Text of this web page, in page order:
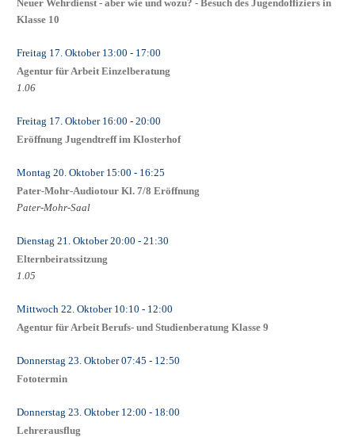
Neuer Wehrdienst - aber wie und wozu? - Besuch des Jugendoffiziers in
Klasse 10
Freitag 17. Oktober13:00 - 17:00
Agentur für Arbeit Einzelberatung
1.06
Freitag 17. Oktober16:00 - 20:00
Eröffnung Jugendtreff im Klosterhof
Montag 20. Oktober15:00 - 16:25
Pater-Mohr-Audiotour Kl. 7/8 Eröffnung
Pater-Mohr-Saal
Dienstag 21. Oktober20:00 - 21:30
Elternbeiratssitzung
1.05
Mittwoch 22. Oktober10:10 - 12:00
Agentur für Arbeit Berufs- und Studienberatung Klasse 9
Donnerstag 23. Oktober07:45 - 12:50
Fototermin
Donnerstag 23. Oktober12:00 - 18:00
Lehrerausflug